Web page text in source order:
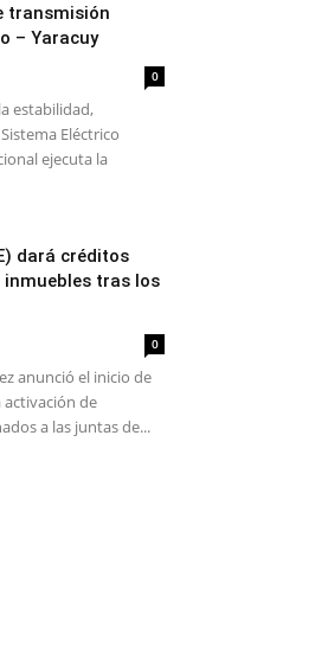
transmisión
– Yaracuy
0
estabilidad,
Eléctrico
ejecuta la
dará créditos
tras los
0
anunció el inicio de
activación de
a las juntas de...